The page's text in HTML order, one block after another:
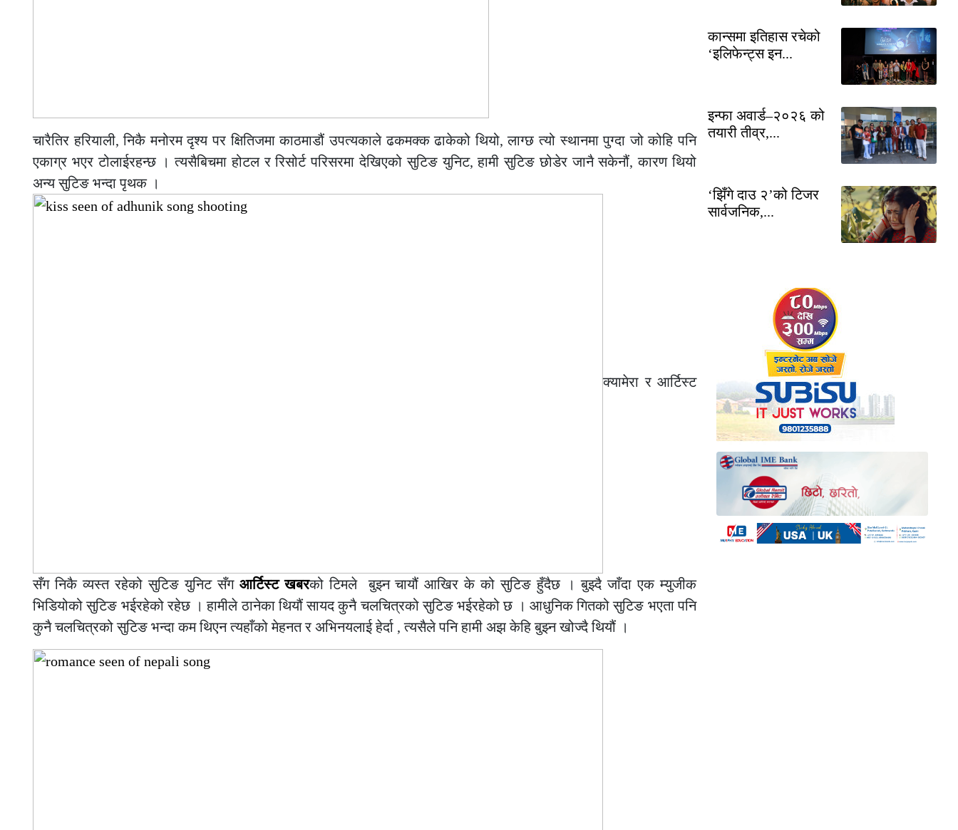
चारैतिर हरियाली, निकै मनोरम दृश्य पर क्षितिजमा काठमाडौं उपत्यकाले ढकमक्क ढाकेको थियो, लाग्छ त्यो स्थानमा पुग्दा जो कोहि पनि
एकाग्र भएर टोलाईरहन्छ । त्यसैबिचमा होटल र रिसोर्ट परिसरमा देखिएको सुटिङ युनिट, हामी सुटिङ छोडेर जानै सकेनौं, कारण थियो
अन्य सुटिङ भन्दा पृथक ।
क्यामेरा र आर्टिस्ट
सँग निकै व्यस्त रहेको सुटिङ युनिट सँग आर्टिस्ट खबरको टिमले बुझ्न चायौं आखिर के को सुटिङ हुँदैछ । बुझ्दै जाँदा एक म्युजीक
भिडियोको सुटिङ भईरहेको रहेछ । हामीले ठानेका थियौं सायद कुनै चलचित्रको सुटिङ भईरहेको छ । आधुनिक गितको सुटिङ भएता पनि
कुनै चलचित्रको सुटिङ भन्दा कम थिएन त्यहाँको मेहनत र अभिनयलाई हेर्दा , त्यसैले पनि हामी अझ केहि बुझ्न खोज्दै थियौं ।
कान्समा इतिहास रचेको
‘इलिफेन्ट्स इन...
इन्फा अवार्ड–२०२६ को
तयारी तीव्र,...
‘झिँगे दाउ २’को टिजर
सार्वजनिक,...